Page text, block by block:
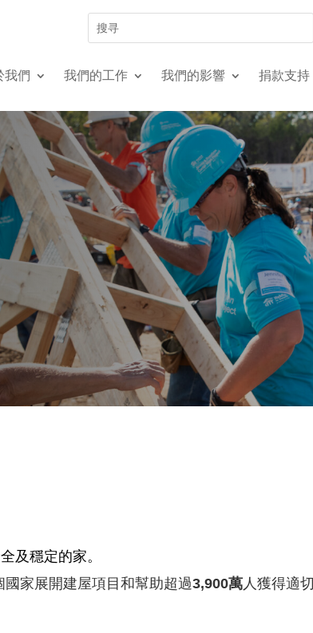
我們 我們的工作 我們的影響 捐款支持
及穩定的家。
國家展開建屋項目和幫助超過3,900萬人獲得適